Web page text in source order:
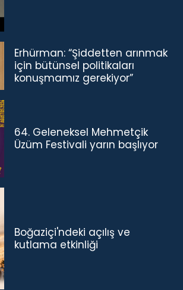
Erhürman: “Şiddetten arınmak
için bütünsel politikaları
konuşmamız gerekiyor”
64. Geleneksel Mehmetçik
Üzüm Festivali yarın başlıyor
Boğaziçi'ndeki açılış ve
kutlama etkinliği